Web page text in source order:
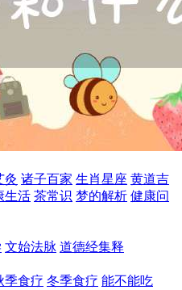
灸 诸子百家 生肖星座 黄道吉
生活 茶常识 梦的解析 健康问
文始法脉 道德经集释
季食疗 冬季食疗 能不能吃